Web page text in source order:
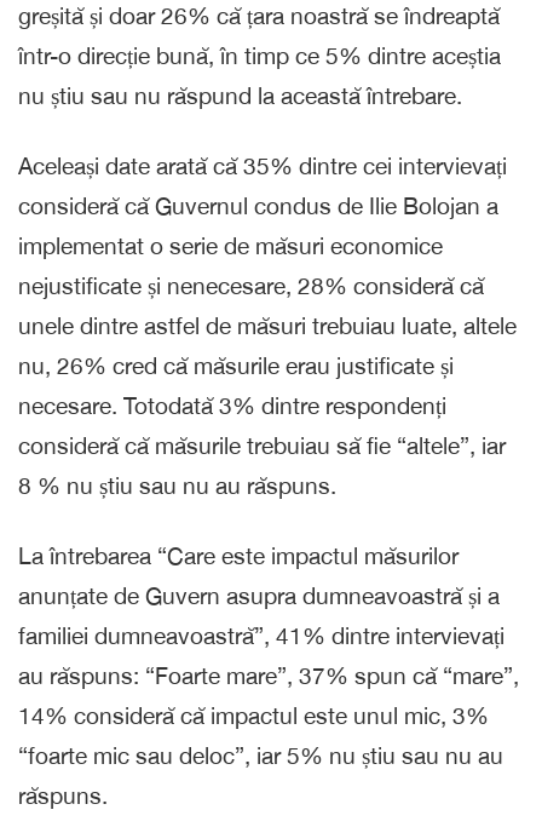
greșită și doar 26% că țara noastră se îndreaptă
într-o direcție bună, în timp ce 5% dintre aceștia
nu știu sau nu răspund la această întrebare.
Aceleași date arată că 35% dintre cei intervievați
consideră că Guvernul condus de Ilie Bolojan a
implementat o serie de măsuri economice
nejustificate și nenecesare, 28% consideră că
unele dintre astfel de măsuri trebuiau luate, altele
nu, 26% cred că măsurile erau justificate și
necesare. Totodată 3% dintre respondenți
consideră că măsurile trebuiau să fie “altele”, iar
8 % nu știu sau nu au răspuns.
La întrebarea “Care este impactul măsurilor
anunțate de Guvern asupra dumneavoastră și a
familiei dumneavoastră”, 41% dintre intervievați
au răspuns: “Foarte mare”, 37% spun că “mare”,
14% consideră că impactul este unul mic, 3%
“foarte mic sau deloc”, iar 5% nu știu sau nu au
răspuns.